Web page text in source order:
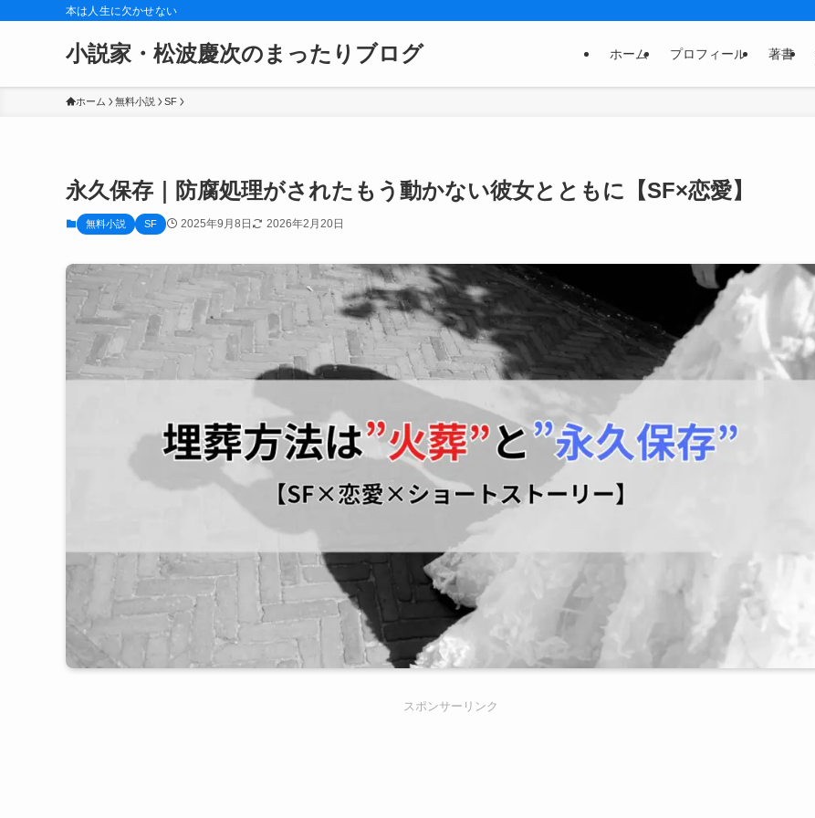
本は人生に欠かせない
小説家・松波慶次のまったりブログ ホーム プロフィール 著書
ホーム 無料小説 SF
永久保存｜防腐処理がされたもう動かない彼女とともに【SF×恋愛】
無料小説 SF 2025年9月8日 2026年2月20日
スポンサーリンク